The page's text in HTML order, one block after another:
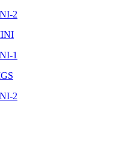
2
1
2